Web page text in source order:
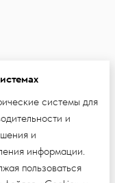
системы для
и
и
информации.
пользоваться